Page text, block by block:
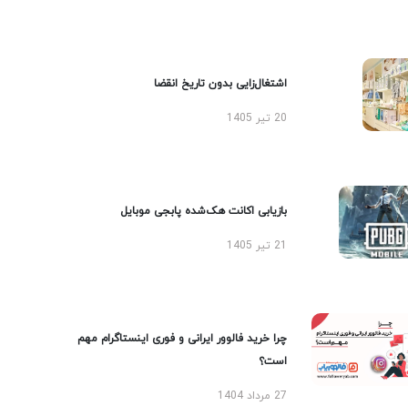
اشتغال‌زایی بدون تاریخ انقضا
20 تیر 1405
بازیابی اکانت هک‌شده پابجی موبایل
چرا خرید فالوور ایرانی و فوری اینستاگرام مهم
است؟
27 مرداد 1404